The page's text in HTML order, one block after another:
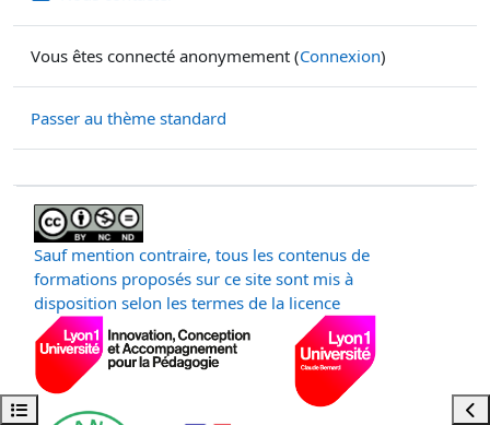
Ouvrir l’index du cours
Vous êtes connecté anonymement (Connexion)
Passer au thème standard
Sauf mention contraire, tous les contenus de
formations proposés sur ce site sont mis à
disposition selon les termes de la licence